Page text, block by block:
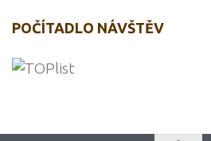
POČÍTADLO NÁVŠTĚV